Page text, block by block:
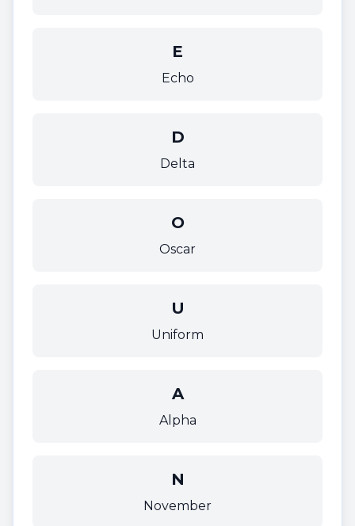
E
Echo
D
Delta
O
Oscar
U
Uniform
A
Alpha
N
November